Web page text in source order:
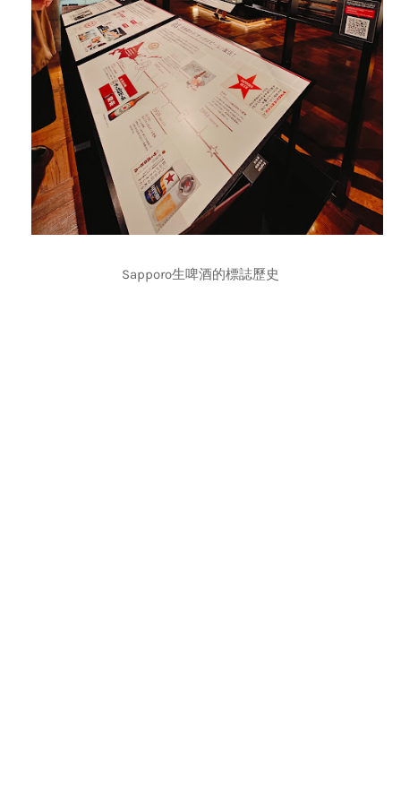
Sapporo生啤酒的標誌歷史